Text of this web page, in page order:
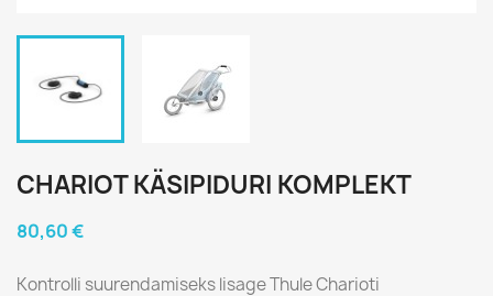
CHARIOT KÄSIPIDURI KOMPLEKT
80,60 €
Kontrolli suurendamiseks lisage Thule Charioti